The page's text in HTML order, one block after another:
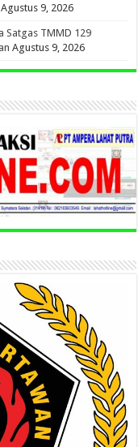
Agustus 9, 2026
Satgas TMMD 129
Agustus 9, 2026